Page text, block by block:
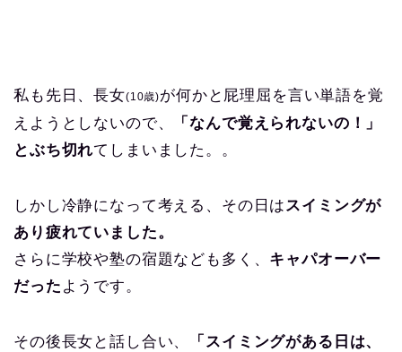
私も先日、長女(10歳)が何かと屁理屈を言い単語を覚
えようとしないので、
「なんで覚えられないの！」
とぶち切れてしまいました。。
しかし冷静になって考える、その日はスイミングが
あり疲れていました。
さらに学校や塾の宿題なども多く、 キャパオーバー
だった ようです。
その後長女と話し合い、
「スイミングがある日は、